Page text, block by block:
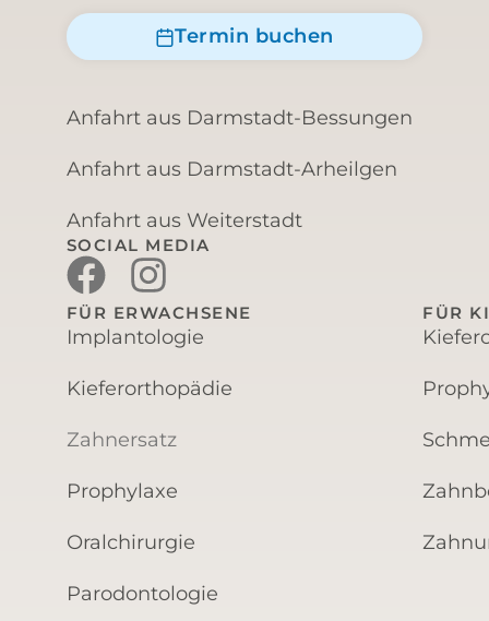
Termin buchen
Anfahrt aus Darmstadt-Bessungen
Anfahrt aus Darmstadt-Arheilgen
Anfahrt aus Weiterstadt
SOCIAL MEDIA
FÜR ERWACHSENE
Implantologie
Kieferorthopädie
Zahnersatz
Prophylaxe
Oralchirurgie
Parodontologie
FÜR